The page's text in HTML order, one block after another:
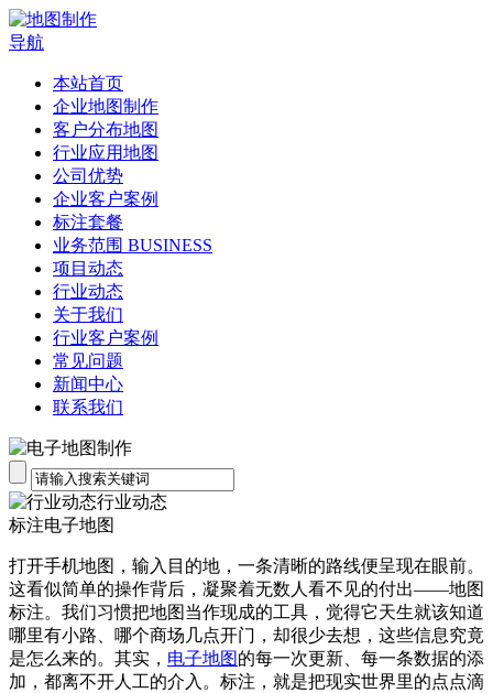
导航
本站首页
企业地图制作
客户分布地图
行业应用地图
公司优势
企业客户案例
标注套餐
业务范围 BUSINESS
项目动态
行业动态
关于我们
行业客户案例
常见问题
新闻中心
联系我们
行业动态
标注电子地图
打开手机地图，输入目的地，一条清晰的路线便呈现在眼前。
这看似简单的操作背后，凝聚着无数人看不见的付出——地图
标注。我们习惯把地图当作现成的工具，觉得它天生就该知道
哪里有小路、哪个商场几点开门，却很少去想，这些信息究竟
是怎么来的。其实， 电子地图的每一次更新、每一条数据的添
加，都离不开人工的介入。标注，就是把现实世界里的点点滴